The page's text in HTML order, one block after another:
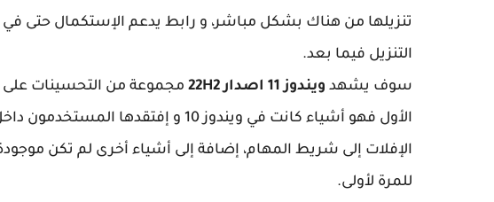
تنزيلها من هناك بشكل مباشر، و رابط يدعم الإستكمال حتى في
التنزيل فيما بعد.
سوف يشهد ويندوز 11 اصدار 22H2
مجموعة من التحسينات على
الإفلات إلى شريط المهام، إضافة إلى أشياء أخرى لم تكن
للمرة لأولى.